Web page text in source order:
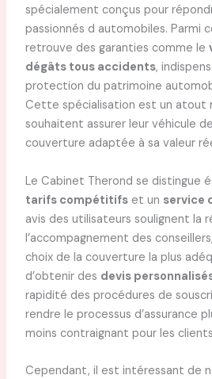
spécialement conçus pour
passionnés d automobiles. Parmi
retrouve des garanties comme le
dégâts tous accidents,
protection du patrimoine
Cette spécialisation est un atout
souhaitent assurer leur véhicule
couverture adaptée à sa valeur
Le Cabinet Therond se distingue
tarifs compétitifset un service
avis des utilisateurs soulignent la
l’accompagnement des
choix de la couverture la plus
d’obtenir des devis
rapidité des procédures de
rendre le processus d’assurance
moins contraignant pour les
Cependant, il est intéressant de